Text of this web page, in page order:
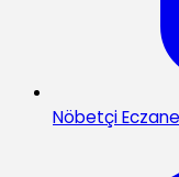
Nöbetçi Eczane